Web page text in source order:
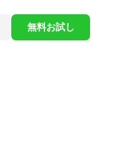
無料お試し